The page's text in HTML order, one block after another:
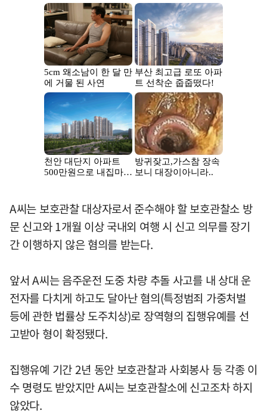
A씨는 보호관찰 대상자로서 준수해야 할 보호관찰소 방
문 신고와 1개월 이상 국내외 여행 시 신고 의무를 장기
간 이행하지 않은 혐의를 받는다.
앞서 A씨는 음주운전 도중 차량 추돌 사고를 내 상대 운
전자를 다치게 하고도 달아난 혐의(특정범죄 가중처벌
등에 관한 법률상 도주치상)로 장역형의 집행유예를 선
고받아 형이 확정됐다.
집행유예 기간 2년 동안 보호관찰과 사회봉사 등 각종 이
수 명령도 받았지만 A씨는 보호관찰소에 신고조차 하지
않았다.